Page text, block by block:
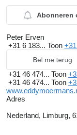
Abonneren
Peter Erven
+31 6 183... Toon
Bel me terug
+31 46 474... Toon
+31 46 474... Toon
Adres
Nederland, Limburg,